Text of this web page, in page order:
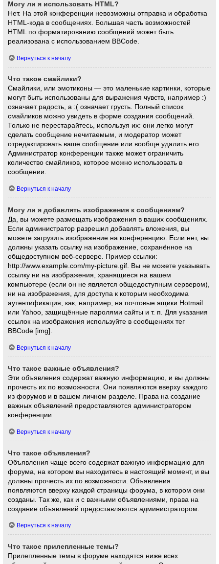
Могу ли я использовать HTML?
Нет. На этой конференции невозможны отправка и обработка
HTML-кода в сообщениях. Большая часть возможностей
HTML по форматированию сообщений может быть
реализована с использованием BBCode.
Вернуться к началу
Что такое смайлики?
Смайлики, или эмотиконы — это маленькие картинки, которые
могут быть использованы для выражения чувств, например :)
означает радость, а :( означает грусть. Полный список
смайликов можно увидеть в форме создания сообщений.
Только не перестарайтесь, используя их: они легко могут
сделать сообщение нечитаемым, и модератор может
отредактировать ваше сообщение или вообще удалить его.
Администратор конференции также может ограничить
количество смайликов, которое можно использовать в
сообщении.
Вернуться к началу
Могу ли я добавлять изображения к сообщениям?
Да, вы можете размещать изображения в ваших сообщениях.
Если администратор разрешил добавлять вложения, вы
можете загрузить изображение на конференцию. Если нет, вы
должны указать ссылку на изображение, сохранённое на
общедоступном веб-сервере. Пример ссылки:
http://www.example.com/my-picture.gif. Вы не можете указывать
ссылку ни на изображения, хранящиеся на вашем
компьютере (если он не является общедоступным сервером),
ни на изображения, для доступа к которым необходима
аутентификация, как, например, на почтовые ящики Hotmail
или Yahoo, защищённые паролями сайты и т. п. Для указания
ссылок на изображения используйте в сообщениях тег
BBCode [img].
Вернуться к началу
Что такое важные объявления?
Эти объявления содержат важную информацию, и вы должны
прочесть их по возможности. Они появляются вверху каждого
из форумов и в вашем личном разделе. Права на создание
важных объявлений предоставляются администратором
конференции.
Вернуться к началу
Что такое объявления?
Объявления чаще всего содержат важную информацию для
форума, на котором вы находитесь в настоящий момент, и вы
должны прочесть их по возможности. Объявления
появляются вверху каждой страницы форума, в котором они
созданы. Так же, как и с важными объявлениями, права на
создание объявлений предоставляются администратором.
Вернуться к началу
Что такое прилепленные темы?
Прилепленные темы в форуме находятся ниже всех